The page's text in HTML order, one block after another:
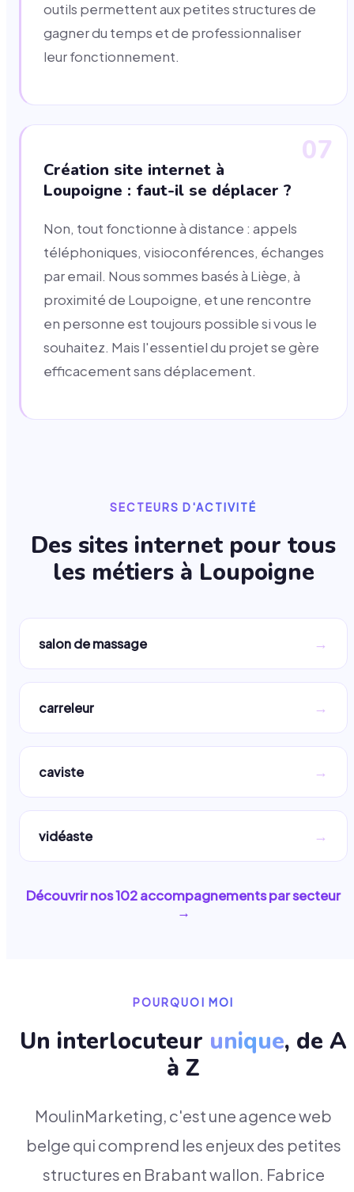
outils permettent aux petites structures de
gagner du temps et de professionnaliser
leur fonctionnement.
07
Création site internet à
Loupoigne : faut-il se déplacer ?
Non, tout fonctionne à distance : appels
téléphoniques, visioconférences, échanges
par email. Nous sommes basés à Liège, à
proximité de Loupoigne, et une rencontre
en personne est toujours possible si vous le
souhaitez. Mais l'essentiel du projet se gère
efficacement sans déplacement.
SECTEURS D'ACTIVITÉ
Des sites internet pour tous
les métiers à Loupoigne
salon de massage →
carreleur →
caviste →
vidéaste →
Découvrir nos102accompagnements par secteur
→
POURQUOI MOI
Un interlocuteur unique, de A
à Z
MoulinMarketing, c'est une agence web
belge qui comprend les enjeux des petites
structures en Brabant wallon. Fabrice